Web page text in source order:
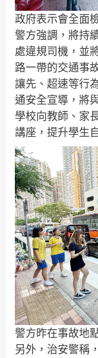
政府表示會全面
警方強調，將持
處違規司機，並
路一帶的交通事
讓先、超速等行
通安全宣導，將
學校向教師、家
講座，提升學生
警方昨在事故地
另外，治安警稱